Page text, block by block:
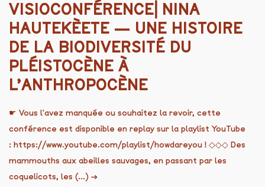
VISIOCONFÉRENCE⎜NINA
HAUTEKÈETE — UNE HISTOIRE
DE LA BIODIVERSITÉ DU
PLÉISTOCÈNE À
L’ANTHROPOCÈNE
☛ Vous l'avez manquée ou souhaitez la revoir, cette
conférence est disponible en replay sur la playlist YouTube
: https://www.youtube.com/playlist/howdareyou ! ◇◇◇ Des
mammouths aux abeilles sauvages, en passant par les
coquelicots, les (...) →